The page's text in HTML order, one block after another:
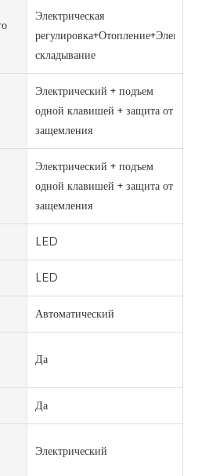
Электрическая
складывание
Электрический + подъем
одной клавишей + защита от
защемления
Электрический + подъем
одной клавишей + защита от
защемления
LED
LED
Автоматический
Да
Да
Электрический